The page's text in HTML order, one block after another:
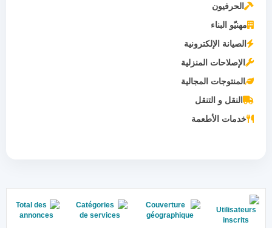
الحرفيون
مهنيّو البناء
الصيانة الإلكترونية
الإصلاحات المنزلية
المنتوجات المجالية
النقل و التنقل
خدمات الأطعمة